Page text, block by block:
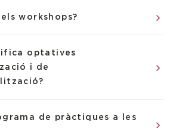
workshops?
optatives
i de
de pràctiques a les